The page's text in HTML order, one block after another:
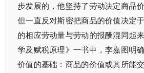
步发展的，他坚持了劳动决定商品
但一直反对斯密把商品的价值决定
的相应劳动量与劳动的报酬混同起
学及赋税原理》一书中，李嘉图明
价值的基础：商品的价值或其所能